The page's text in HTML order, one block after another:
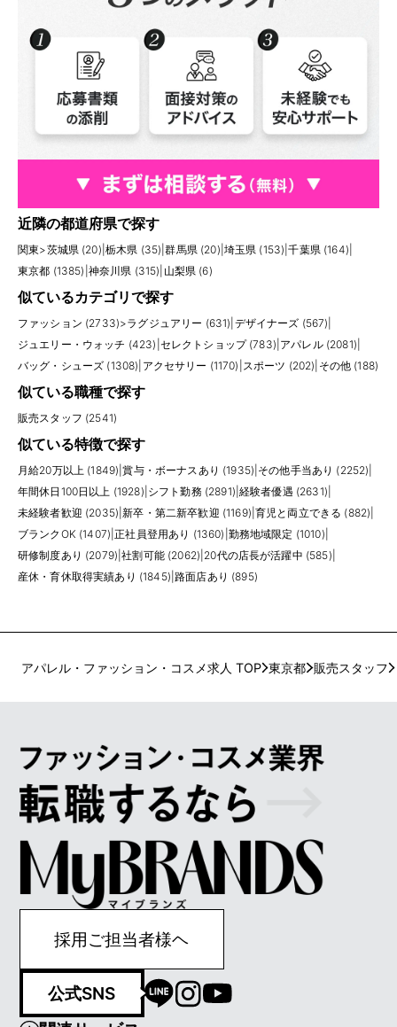
近隣の都道府県で探す
関東>茨城県 (20) 栃木県 (35) |群馬県 (20) 埼玉県 (153) |千葉県 (164)
東京都 (1385) 神奈川県 (315) 山梨県 (6)
似ているカテゴリで探す
ファッション (2733)>ラグジュアリー (631) デザイナーズ (567)
ジュエリー・ウォッチ (423) セレクトショップ (783) アパレル (2081)
バッグ・シューズ (1308) アクセサリー (1170) スポーツ (202) その他 (188)
似ている職種で探す
販売スタッフ (2541)
似ている特徴で探す
月給20万以上 (1849) |賞与・ボーナスあり (1935) その他手当あり (2252)
年間休日100日以上 (1928) シフト勤務 (2891) 経験者優遇 (2631)
未経験者歓迎 (2035) |新卒・第二新卒歓迎 (1169) 育児と両立できる (882)
ブランクOK (1407) |正社員登用あり (1360) 勤務地域限定 (1010)
研修制度あり (2079) |社割可能 (2062) 20代の店長が活躍中 (585)
産休・育休取得実績あり (1845) |路面店あり (895)
アパレル・ファッション・コスメ求人 TOP 東京都 販売スタッフ
採用ご担当者様ヘ
公式SNS